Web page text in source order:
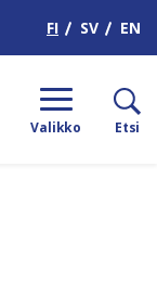
FI SV EN
Valikko Etsi